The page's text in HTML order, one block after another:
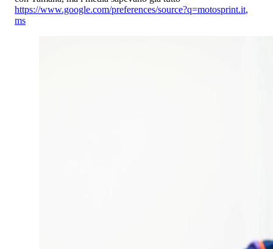
https://www.google.com/preferences/source?q=motosprint.it,
ms